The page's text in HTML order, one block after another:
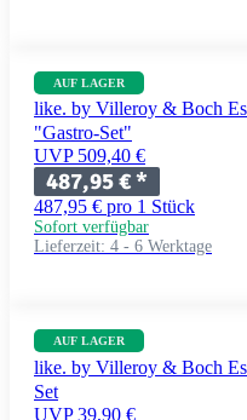
AUF LAGER
like. by Villeroy & Boch
"Gastro-Set"
UVP 509,40 €
487,95 €*
487,95 € pro 1 Stück
Sofort verfügbar
Lieferzeit: 4 - 6 Werktage
AUF LAGER
like. by Villeroy & Boch
Set
UVP 39,90 €